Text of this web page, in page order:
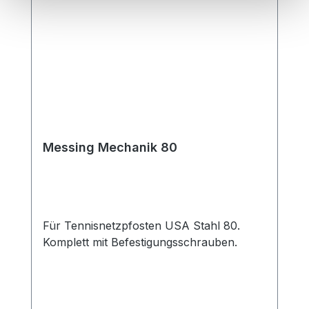
Messing Mechanik 80
Für Tennisnetzpfosten USA Stahl 80.
Komplett mit Befestigungsschrauben.